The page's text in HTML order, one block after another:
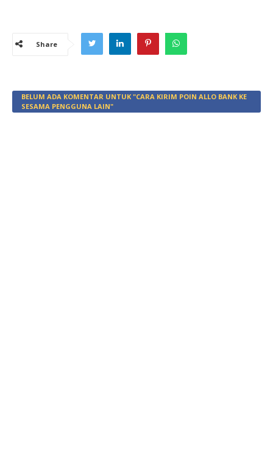
Share
BELUM ADA KOMENTAR UNTUK "CARA KIRIM POIN ALLO BANK KE
SESAMA PENGGUNA LAIN"